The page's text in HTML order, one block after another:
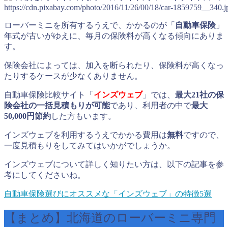
https://cdn.pixabay.com/photo/2016/11/26/00/18/car-
ローバーミニを所有するうえで、かかるのが「 自動車保険」
年式が古いがゆえに、毎月の保険料が高くなる傾向にありま
す。
保険会社によっては、加入を断られたり、保険料が高くなっ
たりするケースが少なくありません。
自動車保険比較サイト「 インズウェブ」では、 最大21社の保
険会社の一括見積もりが可能であり、利用者の中で最大
50,000円節約した方もいます。
インズウェブを利用するうえでかかる費用は無料ですので、
一度見積もりをしてみてはいかがでしょうか。
インズウェブについて詳しく知りたい方は、以下の記事を参
考にしてくださいね。
自動車保険選びにオススメな「インズウェブ」の特徴5選
【まとめ】北海道のローバーミニ専門